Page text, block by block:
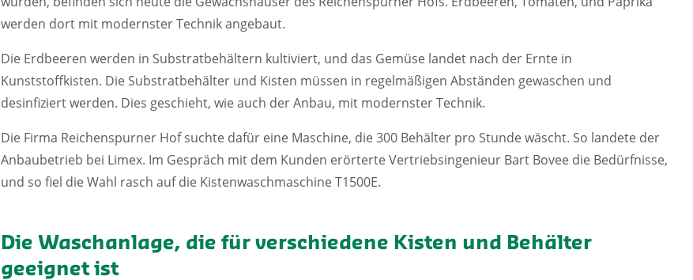
werden dort mit modernster Technik angebaut.
Die Erdbeeren werden in Substratbehältern kultiviert, und das Gemüse landet nach der Ernte in
Kunststoffkisten. Die Substratbehälter und Kisten müssen in regelmäßigen Abständen gewaschen und
desinfiziert werden. Dies geschieht, wie auch der Anbau, mit modernster Technik.
Die Firma Reichenspurner Hof suchte dafür eine Maschine, die 300 Behälter pro Stunde wäscht. So landete der
Anbaubetrieb bei Limex. Im Gespräch mit dem Kunden erörterte Vertriebsingenieur Bart Bovee die Bedürfnisse,
und so fiel die Wahl rasch auf die Kistenwaschmaschine T1500E.
Die Waschanlage, die für verschiedene Kisten und Behälter
geeignet ist